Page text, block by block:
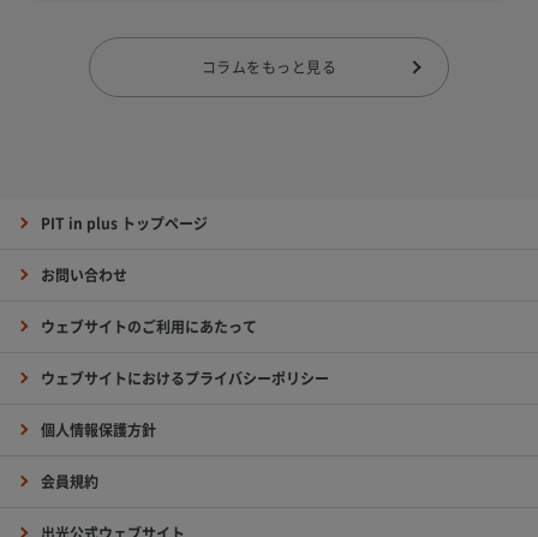
コラムをもっと見る
PIT in plus トップページ
お問い合わせ
ウェブサイトのご利用にあたって
ウェブサイトにおけるプライバシーポリシー
個人情報保護方針
会員規約